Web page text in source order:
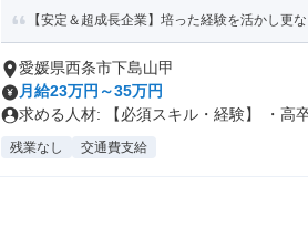
【安定＆超成長企業】培った経験を活かし更
愛媛県西条市下島山甲
月給23万円～35万円
求める人材: 【必須スキル・経験】 ・高
残業なし 交通費支給